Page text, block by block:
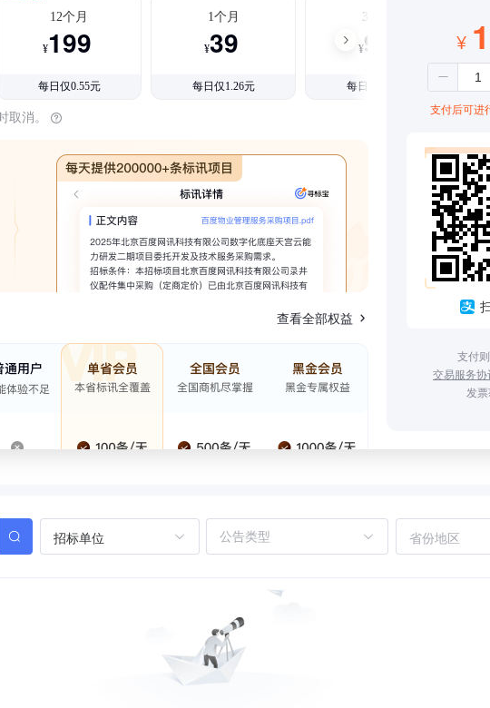
12个月
¥199
每日仅0.55元
1个月
¥39
每日仅1.26元
3个月
¥99
每日仅1.08元
取消。
查看全部权益
¥
支付后可进
支付
交易服务协
发
招标单位 省份地区